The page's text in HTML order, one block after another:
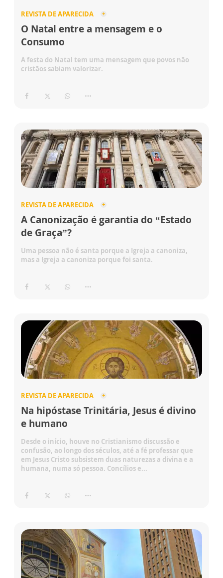
REVISTA DE APARECIDA
O Natal entre a mensagem e o
Consumo
A festa do Natal tem uma mensagem que povos não
cristãos sabiam valorizar.
REVISTA DE APARECIDA
A Canonização é garantia do “Estado
de Graça”?
Uma pessoa não é santa porque a Igreja a canoniza,
mas a Igreja a canoniza porque foi santa.
REVISTA DE APARECIDA
Na hipóstase Trinitária, Jesus é divino
e humano
Desde o início, houve no Cristianismo discussão e
confusão, ao longo dos séculos, até a fé professar que
em Jesus Cristo subsistem duas naturezas a divina e a
humana, numa só pessoa. Concílios e...